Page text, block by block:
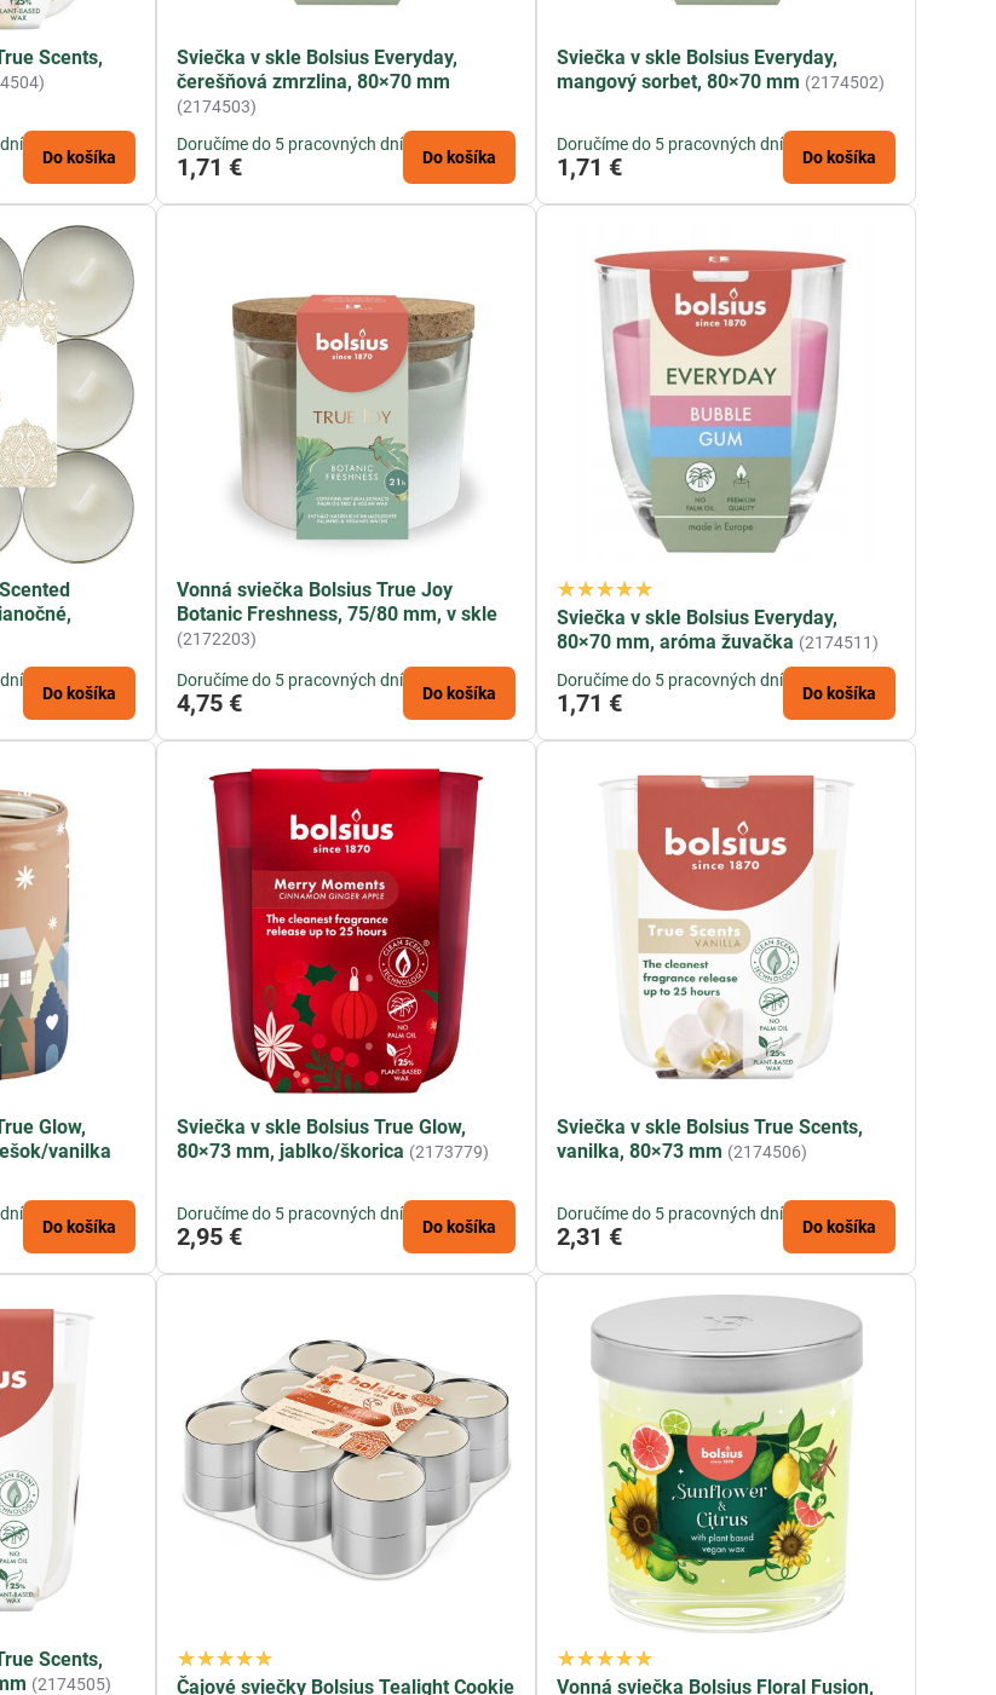
Scents,
Do košíka
Sviečka v skle Bolsius Everyday,
čerešňová zmrzlina, 80×70 mm
(2174503)
Doručíme do 5 pracovných dní
1,71 € Do košíka
Sviečka v skle Bolsius Everyday,
mangový sorbet, 80×70 mm (2174502)
Doručíme do 5 pracovných dní
1,71 € Do košíka
Do košíka
Vonná sviečka Bolsius True Joy
Botanic Freshness, 75/80 mm, v skle
(2172203)
Doručíme do 5 pracovných dní
4,75 € Do košíka
Sviečka v skle Bolsius Everyday,
80×70 mm, aróma žuvačka (2174511)
Doručíme do 5 pracovných dní
1,71 € Do košíka
Glow,
vanilka
Do košíka
Sviečka v skle Bolsius True Glow,
80×73 mm, jablko/škorica (2173779)
Doručíme do 5 pracovných dní
2,95 € Do košíka
Sviečka v skle Bolsius True Scents,
vanilka, 80×73 mm (2174506)
Doručíme do 5 pracovných dní
2,31 € Do košíka
Scents,
(2174505) Čajové sviečky Bolsius Tealight Cookie Vonná sviečka Bolsius Floral Fusion,